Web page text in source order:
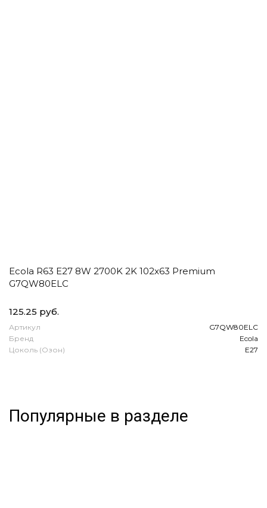
Ecola R63 E27 8W 2700K 2K 102x63 Premium
G7QW80ELC
125.25 руб.
Артикул
G7QW80ELC
Бренд
Ecola
Цоколь (Озон)
E27
Популярные в разделе